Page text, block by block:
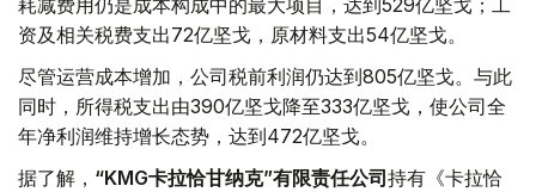
耗减费用仍是成本构成中的最大项目，达到529亿坚戈；工
资及相关税费支出72亿坚戈，原材料支出54亿坚戈。
尽管运营成本增加，公司税前利润仍达到805亿坚戈。与此
同时，所得税支出由390亿坚戈降至333亿坚戈，使公司全
年净利润维持增长态势，达到472亿坚戈。
据了解， “KMG卡拉恰甘纳克”有限责任公司持有《卡拉恰